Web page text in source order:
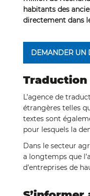
habitants des
directement dans
DEMANDER UN
Traduction
L’agence de
étrangères telles
textes sont
pour lesquels la
Dans le secteur
a longtemps que
d’entreprises de